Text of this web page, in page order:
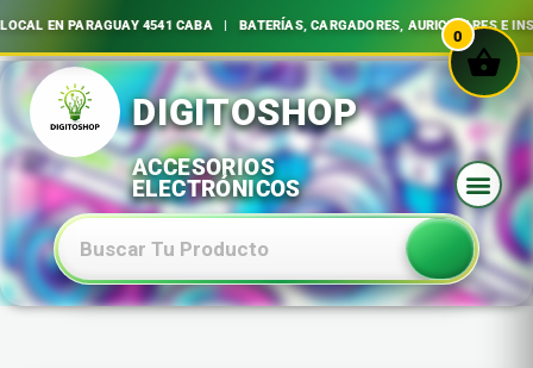
4541 CABA | BATERÍAS, CARGADORES, AURICULARES E
Ir
al
contenido
0